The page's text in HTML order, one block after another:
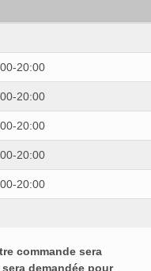
20:00
20:00
20:00
20:00
20:00
commande sera
demandée pour